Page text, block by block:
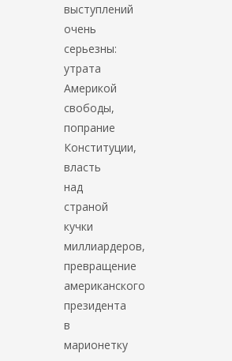
выступлений
очень
серьезны:
утрата
Америкой
свободы,
попрание
Конституции,
власть
над
страной
кучки
миллиардеров,
превращение
американского
президента
в
марионетку